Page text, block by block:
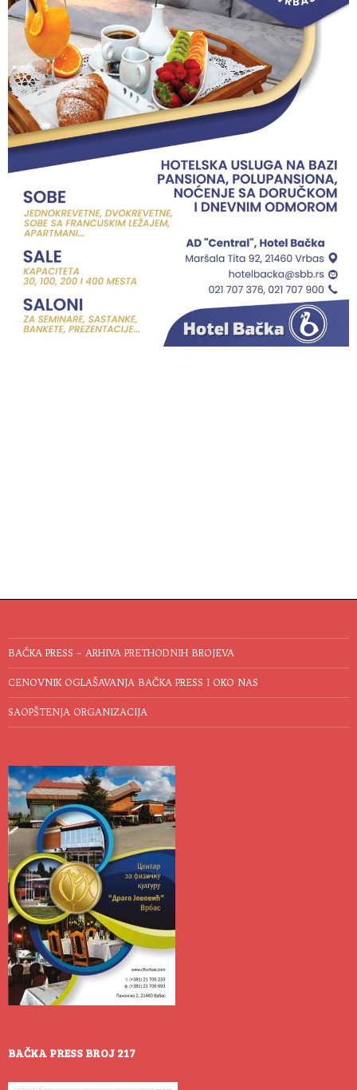
BAČKA PRESS – ARHIVA PRETHODNIH BROJEVA
CENOVNIK OGLAŠAVANJA BAČKA PRESS I OKO NAS
SAOPŠTENJA ORGANIZACIJA
BAČKA PRESS BROJ 217